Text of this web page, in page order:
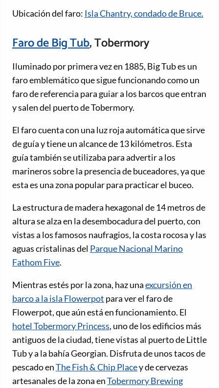
Ubicación del faro: Isla Chantry, condado de Bruce.
Faro de Big Tub, Tobermory
Iluminado por primera vez en 1885, Big Tub es un
faro emblemático que sigue funcionando como un
faro de referencia para guiar a los barcos que entran
y salen del puerto de Tobermory.
El faro cuenta con una luz roja automática que sirve
de guía y tiene un alcance de 13 kilómetros. Esta
guía también se utilizaba para advertir a los
marineros sobre la presencia de buceadores, ya que
esta es una zona popular para practicar el buceo.
La estructura de madera hexagonal de 14 metros de
altura se alza en la desembocadura del puerto, con
vistas a los famosos naufragios, la costa rocosa y las
aguas cristalinas del Parque Nacional Marino
Fathom Five.
Mientras estés por la zona, haz unaexcursión en
barco a la isla Flowerpot para ver el faro de
Flowerpot, que aún está en funcionamiento. El
hotel Tobermory Princess, uno de los edificios más
antiguos de la ciudad, tiene vistas al puerto de Little
Tub y a la bahía Georgian. Disfruta de unos tacos de
pescado enThe Fish & Chip Placey de cervezas
artesanales de la zona enTobermory Brewing